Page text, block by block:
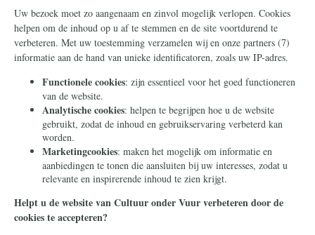
Steun ons
Nieuwsbrief
Eenmalig
Maandelijks
Periodiek
Nalaten
Zelf overschrijven
Info
Contact
Ontvang onze Telegram-
berichten
Privacy